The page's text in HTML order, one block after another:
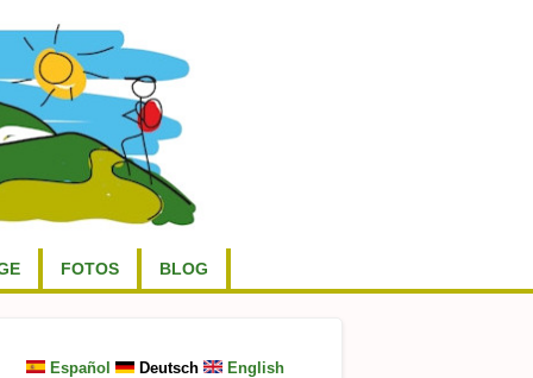
FOTOS BLOG
Español Deutsch English